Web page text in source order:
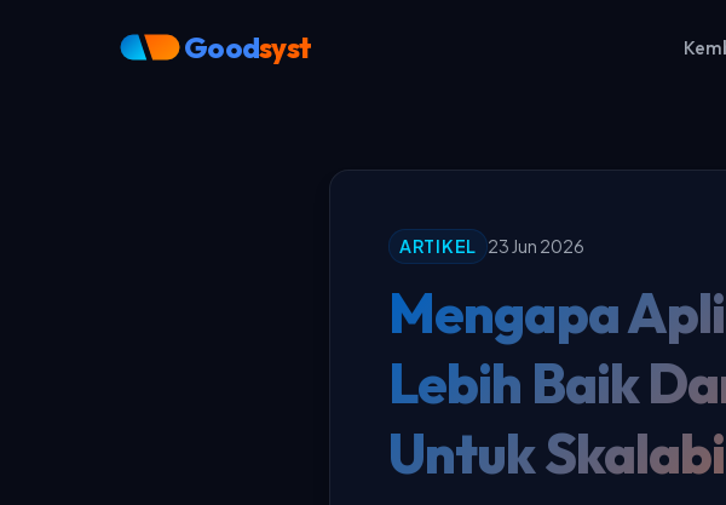
Goodsyst
ARTIKEL 23 Jun 2026
Mengapa
Lebih Baik
Untuk